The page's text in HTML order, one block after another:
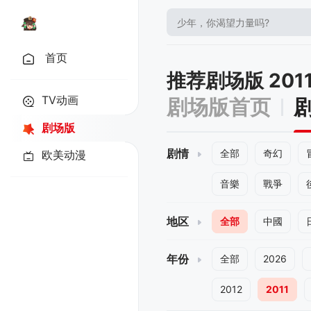
首页
TV动画
剧场版
欧美动漫
推荐剧场版
剧场版首页
剧情 全部 奇幻
音樂 戰爭
地区 全部 中國
年份 全部 2026
2012 2011